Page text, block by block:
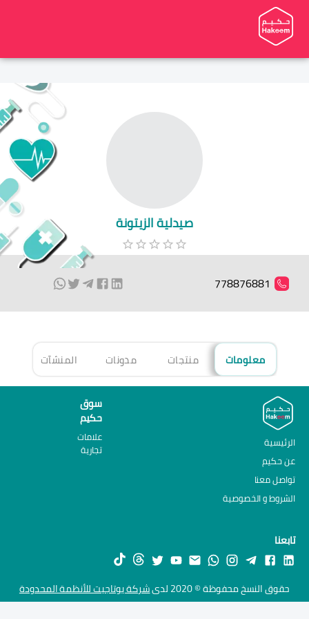
صيدلية الزيتونة
778876881
معلومات منتجات مدونات المنشآت
الرئيسية
عن حكيم
تواصل معنا
الشروط و الخصوصية
سوق
حكيم
علامات
تجارية
تابعنا
حقوق النسخ محفوظة © 2020 لدى شركة يوتاجيت للأنظمة المحدودة